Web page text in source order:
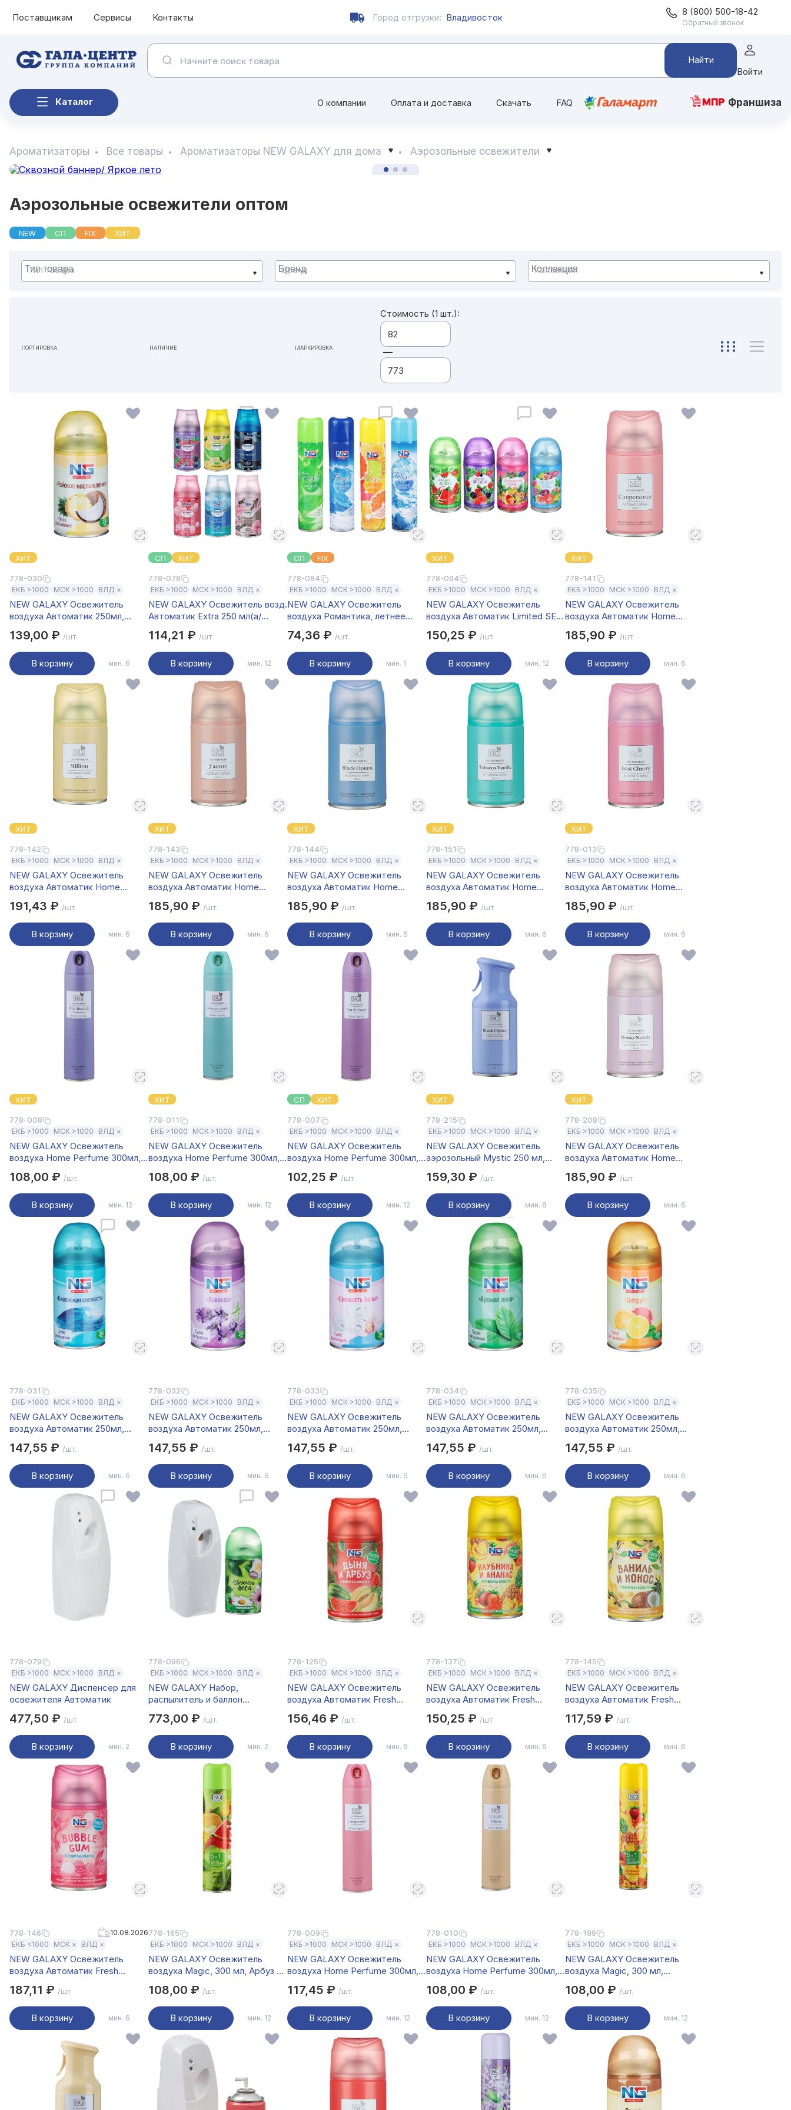
Поставщикам Сервисы Контакты Город отгрузки: Владивосток 8 (800) 500-18-42
Обратный звонок
Найти
Войти
Каталог О компании Оплата и доставка Скачать FAQ Франшиза
Ароматизаторы Все товары Ароматизаторы NEW GALAXY для дома Аэрозольные освежители
Аэрозольные освежители оптом
NEW СП FIX ХИТ
Тип товара Бренд Коллекция
СОРТИРОВКА
НАЛИЧИЕ
МАРКИРОВКА
Стоимость (1 шт.):
—
ХИТ
778-030
ЕКБ >1000 МСК >1000 ВЛД ×
NEW GALAXY Освежитель
воздуха Автоматик 250мл,
139,00 ₽ /шт.
В корзину мин. 6
СП ХИТ
778-078
ЕКБ >1000 МСК >1000 ВЛД ×
NEW GALAXY Освежитель возд.
Автоматик Extra 250 мл(а/
яг.)
114,21 ₽ /шт.
В корзину мин. 12
СП FIX
778-084
ЕКБ >1000 МСК >1000 ВЛД ×
NEW GALAXY Освежитель
воздуха Романтика, летнее
300мл
74,36 ₽ /шт.
В корзину мин. 1
ХИТ
778-094
ЕКБ >1000 МСК >1000 ВЛД ×
NEW GALAXY Освежитель
воздуха Автоматик Limited SE
(тропич.ночь,арбуз,лес.ягоды,цветущ.сад)
150,25 ₽ /шт.
В корзину мин. 12
ХИТ
778-141
ЕКБ >1000 МСК >1000 ВЛД ×
NEW GALAXY Освежитель
воздуха Автоматик Home
185,90 ₽ /шт.
В корзину мин. 6
ХИТ
778-142
ЕКБ >1000 МСК >1000 ВЛД ×
NEW GALAXY Освежитель
воздуха Автоматик Home
191,43 ₽ /шт.
В корзину мин. 6
ХИТ
778-143
ЕКБ >1000 МСК >1000 ВЛД ×
NEW GALAXY Освежитель
воздуха Автоматик Home
185,90 ₽ /шт.
В корзину мин. 6
ХИТ
778-144
ЕКБ >1000 МСК >1000 ВЛД ×
NEW GALAXY Освежитель
воздуха Автоматик Home
185,90 ₽ /шт.
В корзину мин. 6
ХИТ
778-151
ЕКБ >1000 МСК >1000 ВЛД ×
NEW GALAXY Освежитель
воздуха Автоматик Home
185,90 ₽ /шт.
В корзину мин. 6
ХИТ
778-013
ЕКБ >1000 МСК >1000 ВЛД ×
NEW GALAXY Освежитель
воздуха Автоматик Home
185,90 ₽ /шт.
В корзину мин. 6
ХИТ
778-008
ЕКБ >1000 МСК >1000 ВЛД ×
NEW GALAXY Освежитель
воздуха Home Perfume 300мл,
108,00 ₽ /шт.
В корзину мин. 12
ХИТ
778-011
ЕКБ >1000 МСК >1000 ВЛД ×
NEW GALAXY Освежитель
воздуха Home Perfume 300мл,
108,00 ₽ /шт.
В корзину мин. 12
СП ХИТ
778-007
ЕКБ >1000 МСК >1000 ВЛД ×
NEW GALAXY Освежитель
воздуха Home Perfume 300мл,
102,25 ₽ /шт.
В корзину мин. 12
ХИТ
778-215
ЕКБ >1000 МСК >1000 ВЛД ×
NEW GALAXY Освежитель
аэрозольный Mystic 250 мл,
159,30 ₽ /шт.
В корзину мин. 8
ХИТ
778-208
ЕКБ >1000 МСК >1000 ВЛД ×
NEW GALAXY Освежитель
воздуха Автоматик Home
185,90 ₽ /шт.
В корзину мин. 6
778-031
ЕКБ >1000 МСК >1000 ВЛД ×
NEW GALAXY Освежитель
воздуха Автоматик 250мл,
147,55 ₽ /шт.
В корзину мин. 6
778-032
ЕКБ >1000 МСК >1000 ВЛД ×
NEW GALAXY Освежитель
воздуха Автоматик 250мл,
147,55 ₽ /шт.
В корзину мин. 6
778-033
ЕКБ >1000 МСК >1000 ВЛД ×
NEW GALAXY Освежитель
воздуха Автоматик 250мл,
147,55 ₽ /шт.
В корзину мин. 6
778-034
ЕКБ >1000 МСК >1000 ВЛД ×
NEW GALAXY Освежитель
воздуха Автоматик 250мл,
147,55 ₽ /шт.
В корзину мин. 6
778-035
ЕКБ >1000 МСК >1000 ВЛД ×
NEW GALAXY Освежитель
воздуха Автоматик 250мл,
147,55 ₽ /шт.
В корзину мин. 6
778-079
ЕКБ >1000 МСК >1000 ВЛД ×
NEW GALAXY Диспенсер для
освежителя Автоматик
477,50 ₽ /шт.
В корзину мин. 2
778-096
ЕКБ >1000 МСК >1000 ВЛД ×
NEW GALAXY Набор,
распылитель и баллон
773,00 ₽ /шт.
В корзину мин. 2
778-125
ЕКБ >1000 МСК >1000 ВЛД ×
NEW GALAXY Освежитель
воздуха Автоматик Fresh
156,46 ₽ /шт.
В корзину мин. 6
778-137
ЕКБ >1000 МСК >1000 ВЛД ×
NEW GALAXY Освежитель
воздуха Автоматик Fresh
150,25 ₽ /шт.
В корзину мин. 6
778-145
ЕКБ >1000 МСК >1000 ВЛД ×
NEW GALAXY Освежитель
воздуха Автоматик Fresh
117,59 ₽ /шт.
В корзину мин. 6
778-146
10.08.2026
ЕКБ <1000
МСК × ВЛД ×
NEW GALAXY Освежитель
воздуха Автоматик Fresh
187,11 ₽ /шт.
В корзину мин. 6
778-165
ЕКБ >1000 МСК >1000 ВЛД ×
NEW GALAXY Освежитель
воздуха Magic, 300 мл, Арбуз и
108,00 ₽ /шт.
В корзину мин. 12
778-009
ЕКБ >1000 МСК >1000 ВЛД ×
NEW GALAXY Освежитель
воздуха Home Perfume 300мл,
117,45 ₽ /шт.
В корзину мин. 12
778-010
ЕКБ >1000 МСК >1000 ВЛД ×
NEW GALAXY Освежитель
воздуха Home Perfume 300мл,
108,00 ₽ /шт.
В корзину мин. 12
778-199
ЕКБ >1000 МСК >1000 ВЛД ×
NEW GALAXY Освежитель
воздуха Magic, 300 мл,
108,00 ₽ /шт.
В корзину мин. 12